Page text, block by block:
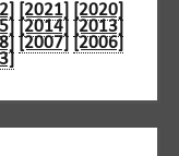
[2021]
[2020]
[2014] [2013]
[2007] [2006]